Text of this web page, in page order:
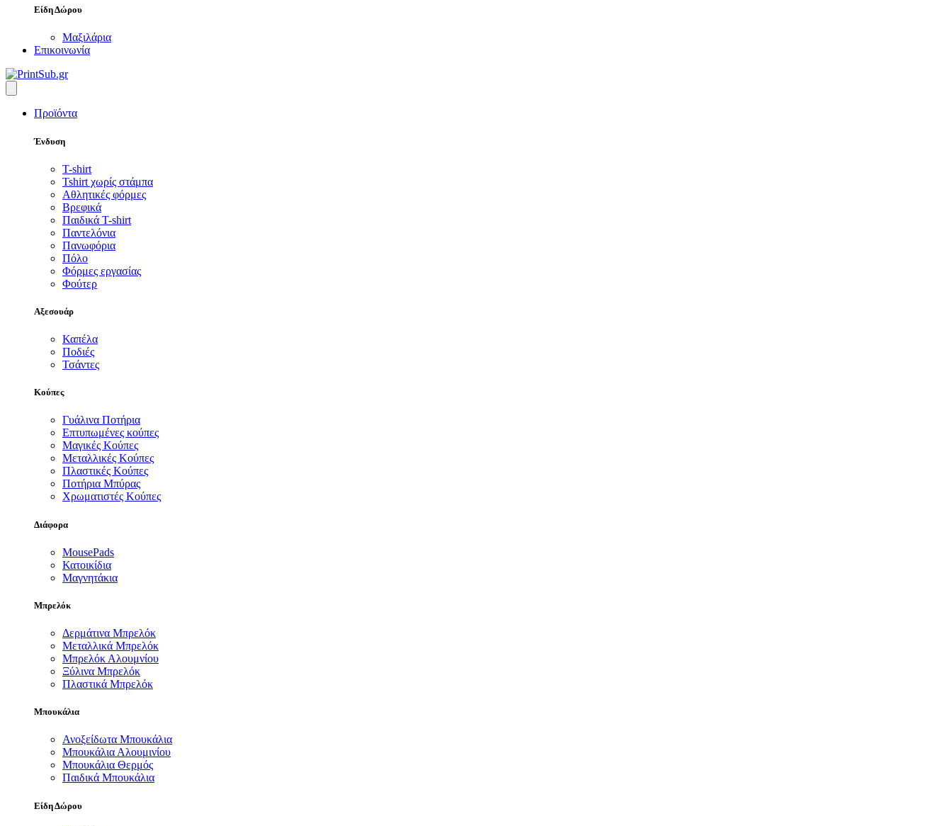
Είδη Δώρου
Μαξιλάρια
Επικοινωνία
Προϊόντα
Ένδυση
T-shirt
Tshirt χωρίς στάμπα
Αθλητικές φόρμες
Βρεφικά
Παιδικά T-shirt
Παντελόνια
Πανωφόρια
Πόλο
Φόρμες εργασίας
Φούτερ
Αξεσουάρ
Καπέλα
Ποδιές
Τσάντες
Κούπες
Γυάλινα Ποτήρια
Επτυπωμένες κούπες
Μαγικές Κούπες
Μεταλλικές Κούπες
Πλαστικές Κούπες
Ποτήρια Μπύρας
Χρωματιστές Κούπες
Διάφορα
MousePads
Κατοικίδια
Μαγνητάκια
Μπρελόκ
Δερμάτινα Μπρελόκ
Μεταλλικά Μπρελόκ
Μπρελόκ Αλουμνίου
Ξύλινα Μπρελόκ
Πλαστικά Μπρελόκ
Μπουκάλια
Ανοξείδωτα Μπουκάλια
Μπουκάλια Αλουμινίου
Μπουκάλια Θερμός
Παιδικά Μπουκάλια
Είδη Δώρου